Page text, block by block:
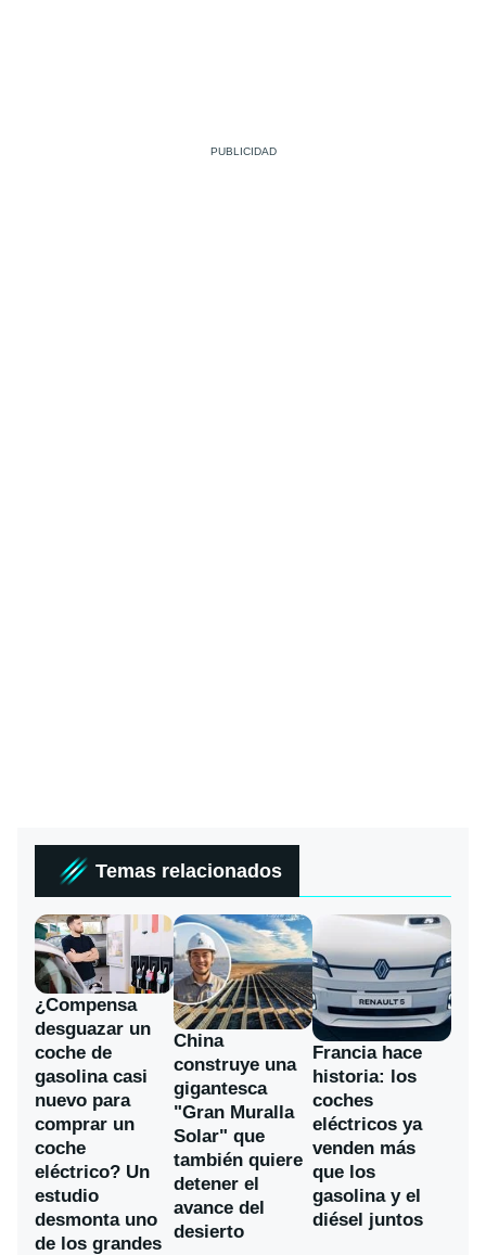
Temas relacionados
¿Compensa
desguazar un
coche de
gasolina casi
nuevo para
comprar un
coche
eléctrico? Un
estudio
desmonta uno
de los grandes
China
construye una
gigantesca
"Gran Muralla
Solar" que
también quiere
detener el
avance del
desierto
Francia hace
historia: los
coches
eléctricos ya
venden más
que los
gasolina y el
diésel juntos